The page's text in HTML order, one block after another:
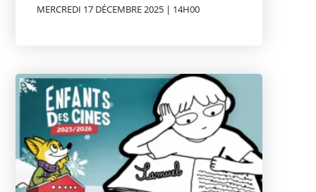
MERCREDI 17 DÉCEMBRE 2025 | 14H00